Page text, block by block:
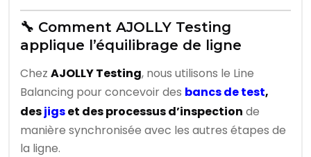
🔧 Comment AJOLLY Testing
applique l’équilibrage de ligne
Chez AJOLLY Testing, nous utilisons le Line
Balancing pour concevoir des bancs de test,
desjigset des processus d’inspection de
manière synchronisée avec les autres étapes de
la ligne.